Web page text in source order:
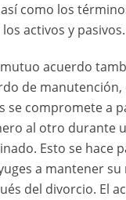
como los
activos y pasivos.
acuerdo
de manutención,
se compromete a
al otro durante
Esto se hace
a mantener su
del divorcio. El